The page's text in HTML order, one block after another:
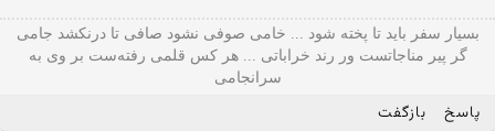
بسیار سفر باید تا پخته شود ... خامی صوفی نشود صافی تا درنکشد جامی
گر پیر مناجاتست ور رند خراباتی ... هر کس قلمی رفته‌ست بر وی به
سرانجامی
پاسخ بازگفت